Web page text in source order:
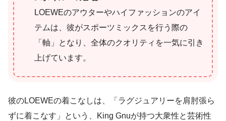
LOEWEのアウターやハイファッションのアイ
テムは、彼がスポーツミックスを行う際の
「軸」となり、全体のクオリティを一気に引き
上げています。
彼のLOEWEの着こなしは、「ラグジュアリーを肩肘張ら
ずに着こなす」という、King Gnuが持つ大衆性と芸術性